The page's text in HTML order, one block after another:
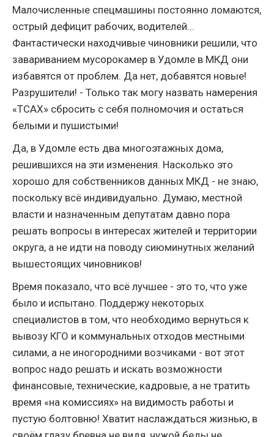
Малочисленные спецмашины постоянно ломаются,
острый дефицит рабочих, водителей...
Фантастически находчивые чиновники решили, что
завариванием мусорокамер в Удомле в МКД они
избавятся от проблем. Да нет, добавятся новые!
Разрушители! - Только так могу назвать намерения
«ТСАХ» сбросить с себя полномочия и остаться
белыми и пушистыми!
Да, в Удомле есть два многоэтажных дома,
решившихся на эти изменения. Насколько это
хорошо для собственников данных МКД - не знаю,
поскольку всё индивидуально. Думаю, местной
власти и назначенным депутатам давно пора
решать вопросы в интересах жителей и территории
округа, а не идти на поводу сиюминутных желаний
вышестоящих чиновников!
Время показало, что всё лучшее - это то, что уже
было и испытано. Поддержу некоторых
специалистов в том, что необходимо вернуться к
вывозу КГО и коммунальных отходов местными
силами, а не иногородними возчиками - вот этот
вопрос надо решать и искать возможности
финансовые, технические, кадровые, а не тратить
время «на комиссиях» на видимость работы и
пустую болтовню! Хватит наслаждаться жизнью, в